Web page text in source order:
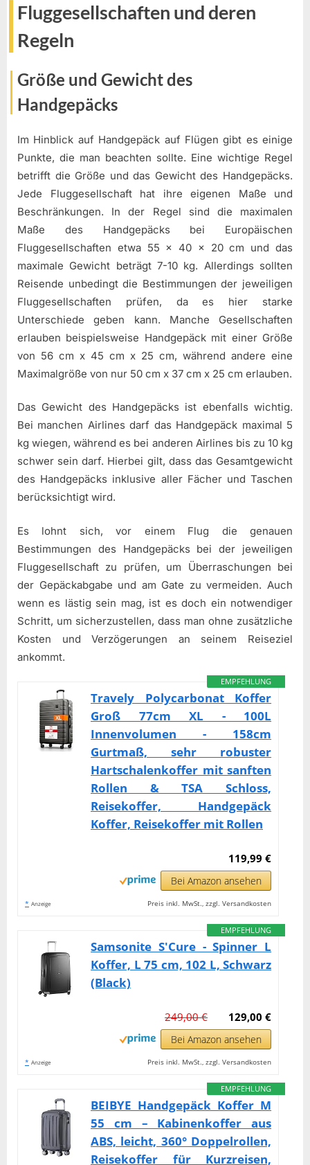
Fluggesellschaften und deren
Regeln
Größe und Gewicht des
Handgepäcks
Im Hinblick auf Handgepäck auf Flügen gibt es einige
Punkte, die man beachten sollte. Eine wichtige Regel
betrifft die Größe und das Gewicht des Handgepäcks.
Jede Fluggesellschaft hat ihre eigenen Maße und
Beschränkungen. In der Regel sind die maximalen
Maße des Handgepäcks bei Europäischen
Fluggesellschaften etwa 55 x 40 x 20 cm und das
maximale Gewicht beträgt 7-10 kg. Allerdings sollten
Reisende unbedingt die Bestimmungen der jeweiligen
Fluggesellschaften prüfen, da es hier starke
Unterschiede geben kann. Manche Gesellschaften
erlauben beispielsweise Handgepäck mit einer Größe
von 56 cm x 45 cm x 25 cm, während andere eine
Maximalgröße von nur 50 cm x 37 cm x 25 cm erlauben.
Das Gewicht des Handgepäcks ist ebenfalls wichtig.
Bei manchen Airlines darf das Handgepäck maximal 5
kg wiegen, während es bei anderen Airlines bis zu 10 kg
schwer sein darf. Hierbei gilt, dass das Gesamtgewicht
des Handgepäcks inklusive aller Fächer und Taschen
berücksichtigt wird.
Es lohnt sich, vor einem Flug die genauen
Bestimmungen des Handgepäcks bei der jeweiligen
Fluggesellschaft zu prüfen, um Überraschungen bei
der Gepäckabgabe und am Gate zu vermeiden. Auch
wenn es lästig sein mag, ist es doch ein notwendiger
Schritt, um sicherzustellen, dass man ohne zusätzliche
Kosten und Verzögerungen an seinem Reiseziel
ankommt.
EMPFEHLUNG
Travely Polycarbonat Koffer
Groß 77cm XL - 100L
Innenvolumen - 158cm
Gurtmaß, sehr robuster
Hartschalenkoffer mit sanften
Rollen & TSA Schloss,
Reisekoffer, Handgepäck
Koffer, Reisekoffer mit Rollen
119,99 €
Bei Amazon ansehen
* Anzeige Preis inkl. MwSt., zzgl. Versandkosten
EMPFEHLUNG
Samsonite S'Cure - Spinner L
Koffer, L 75 cm, 102 L, Schwarz
(Black)
129,00 €
249,00 €
Bei Amazon ansehen
* Anzeige Preis inkl. MwSt., zzgl. Versandkosten
EMPFEHLUNG
BEIBYE Handgepäck Koffer M
55 cm – Kabinenkoffer aus
ABS, leicht, 360° Doppelrollen,
Reisekoffer für Kurzreisen,